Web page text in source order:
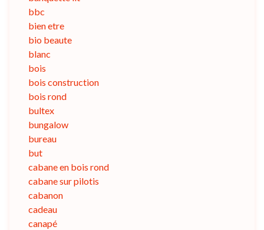
bbc
bien etre
bio beaute
blanc
bois
bois construction
bois rond
bultex
bungalow
bureau
but
cabane en bois rond
cabane sur pilotis
cabanon
cadeau
canapé